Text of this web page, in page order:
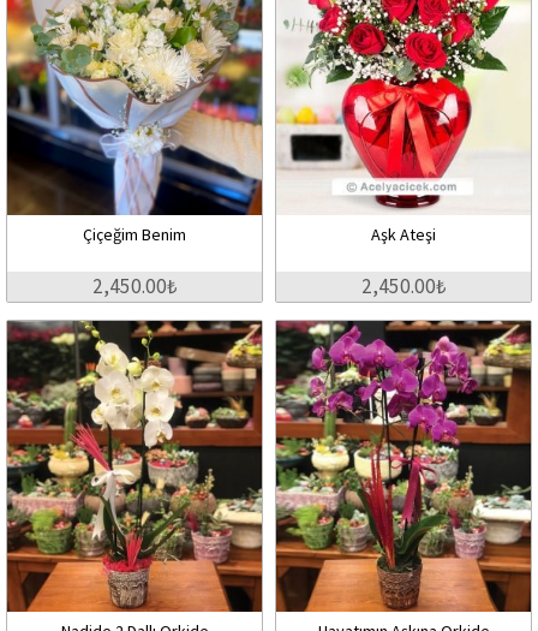
Çiçeğim Benim
2,450.00₺
Aşk Ateşi
2,450.00₺